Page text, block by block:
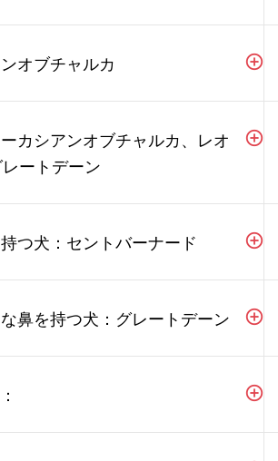
オブチャルカ
カシアンオブチャルカ、レオ
ートデーン
つ犬：セントバーナード
鼻を持つ犬：グレートデーン